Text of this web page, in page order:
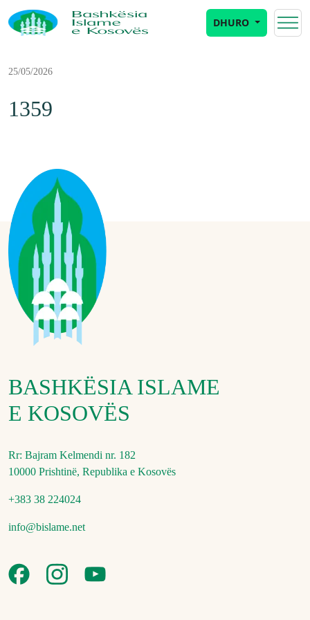
DHURO
25/05/2026
1359
BASHKËSIA ISLAME
E KOSOVËS
Rr: Bajram Kelmendi nr. 182
10000 Prishtinë, Republika e Kosovës
+383 38 224024
info@bislame.net